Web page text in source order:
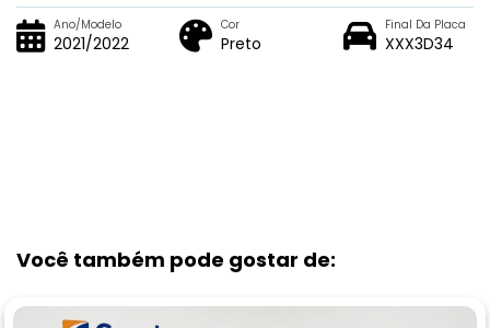
Ano/Modelo
2021/2022
Cor
Preto
Final Da Placa
XXX3D34
Você também pode gostar de: